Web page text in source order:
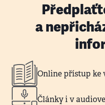
a
Online přístup ke
Články i v